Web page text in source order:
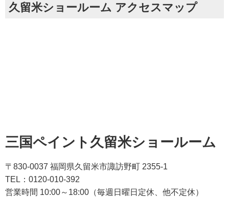
久留米ショールーム アクセスマップ
三国ペイント久留米ショールーム
〒830-0037 福岡県久留米市諏訪野町 2355-1
TEL：0120-010-392
営業時間 10:00～18:00（毎週日曜日定休、他不定休）